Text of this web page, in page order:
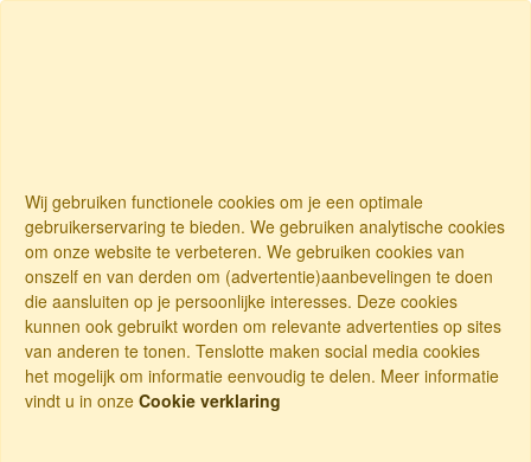
Wij gebruiken functionele cookies om je een optimale
gebruikerservaring te bieden. We gebruiken analytische cookies
om onze website te verbeteren. We gebruiken cookies van
onszelf en van derden om (advertentie)aanbevelingen te doen
die aansluiten op je persoonlijke interesses. Deze cookies
kunnen ook gebruikt worden om relevante advertenties op sites
van anderen te tonen. Tenslotte maken social media cookies
het mogelijk om informatie eenvoudig te delen. Meer informatie
vindt u in onze Cookie verklaring